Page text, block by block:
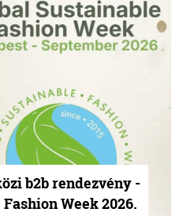
b2b rendezvény -
Week 2026.